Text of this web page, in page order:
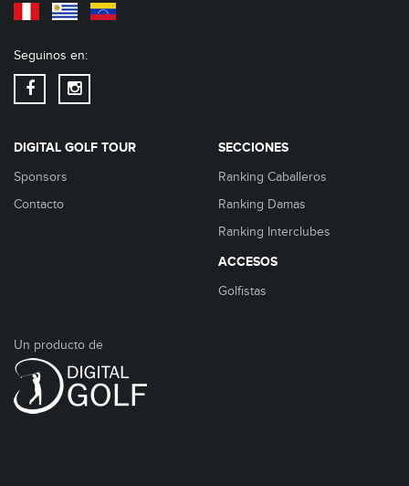
Seguinos en:
DIGITAL GOLF TOUR
Sponsors
Contacto
SECCIONES
Ranking Caballeros
Ranking Damas
Ranking Interclubes
ACCESOS
Golfistas
Un producto de